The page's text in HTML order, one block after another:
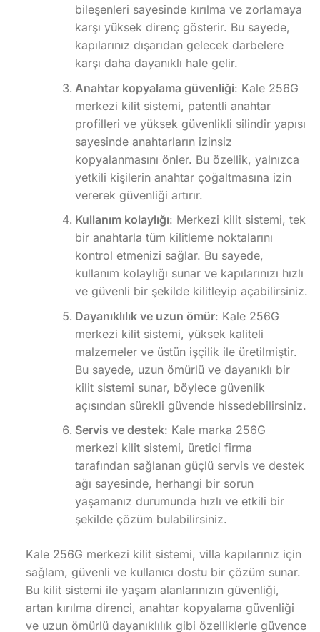
bileşenleri sayesinde kırılma ve zorlamaya
karşı yüksek direnç gösterir. Bu sayede,
kapılarınız dışarıdan gelecek darbelere
karşı daha dayanıklı hale gelir.
Anahtar kopyalama güvenliği: Kale 256G
merkezi kilit sistemi, patentli anahtar
profilleri ve yüksek güvenlikli silindir yapısı
sayesinde anahtarların izinsiz
kopyalanmasını önler. Bu özellik, yalnızca
yetkili kişilerin anahtar çoğaltmasına izin
vererek güvenliği artırır.
Kullanım kolaylığı: Merkezi kilit sistemi, tek
bir anahtarla tüm kilitleme noktalarını
kontrol etmenizi sağlar. Bu sayede,
kullanım kolaylığı sunar ve kapılarınızı hızlı
ve güvenli bir şekilde kilitleyip açabilirsiniz.
Dayanıklılık ve uzun ömür: Kale 256G
merkezi kilit sistemi, yüksek kaliteli
malzemeler ve üstün işçilik ile üretilmiştir.
Bu sayede, uzun ömürlü ve dayanıklı bir
kilit sistemi sunar, böylece güvenlik
açısından sürekli güvende hissedebilirsiniz.
Servis ve destek: Kale marka 256G
merkezi kilit sistemi, üretici firma
tarafından sağlanan güçlü servis ve destek
ağı sayesinde, herhangi bir sorun
yaşamanız durumunda hızlı ve etkili bir
şekilde çözüm bulabilirsiniz.
Kale 256G merkezi kilit sistemi, villa kapılarınız için
sağlam, güvenli ve kullanıcı dostu bir çözüm sunar.
Bu kilit sistemi ile yaşam alanlarınızın güvenliği,
artan kırılma direnci, anahtar kopyalama güvenliği
ve uzun ömürlü dayanıklılık gibi özelliklerle güvence